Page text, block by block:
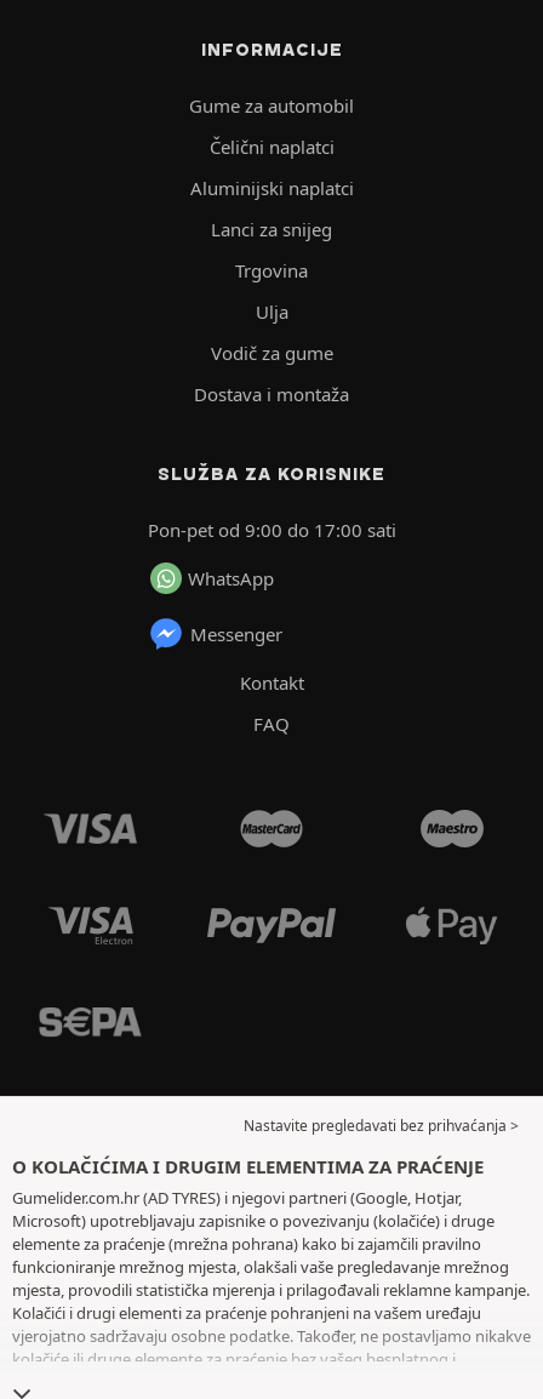
INFORMACIJE
Gume za automobil
Čelični naplatci
Aluminijski naplatci
Lanci za snijeg
Trgovina
Ulja
Vodič za gume
Dostava i montaža
SLUŽBA ZA KORISNIKE
Pon-pet od 9:00 do 17:00 sati
WhatsApp
Messenger
Kontakt
FAQ
Nastavite pregledavati bez prihvaćanja >
O KOLAČIĆIMA I DRUGIM ELEMENTIMA ZA PRAĆENJE
Gumelider.com.hr (AD TYRES) i njegovi partneri (Google, Hotjar,
Microsoft) upotrebljavaju zapisnike o povezivanju (kolačiće) i druge
elemente za praćenje (mrežna pohrana) kako bi zajamčili pravilno
funkcioniranje mrežnog mjesta, olakšali vaše pregledavanje mrežnog
mjesta, provodili statistička mjerenja i prilagođavali reklamne kampanje.
Kolačići i drugi elementi za praćenje pohranjeni na vašem uređaju
vjerojatno sadržavaju osobne podatke. Također, ne postavljamo nikakve
kolačiće ili druge elemente za praćenje bez vašeg besplatnog i